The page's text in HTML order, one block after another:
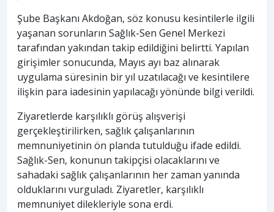
Şube Başkanı Akdoğan, söz konusu kesintilerle ilgili
yaşanan sorunların Sağlık-Sen Genel Merkezi
tarafından yakından takip edildiğini belirtti. Yapılan
girişimler sonucunda, Mayıs ayı baz alınarak
uygulama süresinin bir yıl uzatılacağı ve kesintilere
ilişkin para iadesinin yapılacağı yönünde bilgi verildi.
Ziyaretlerde karşılıklı görüş alışverişi
gerçekleştirilirken, sağlık çalışanlarının
memnuniyetinin ön planda tutulduğu ifade edildi.
Sağlık-Sen, konunun takipçisi olacaklarını ve
sahadaki sağlık çalışanlarının her zaman yanında
olduklarını vurguladı. Ziyaretler, karşılıklı
memnuniyet dilekleriyle sona erdi.